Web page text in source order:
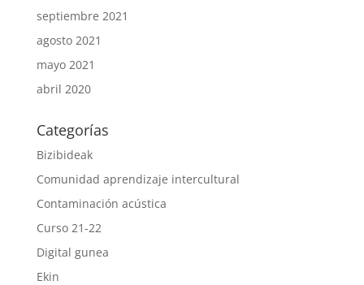
septiembre 2021
agosto 2021
mayo 2021
abril 2020
Categorías
Bizibideak
Comunidad aprendizaje intercultural
Contaminación acústica
Curso 21-22
Digital gunea
Ekin